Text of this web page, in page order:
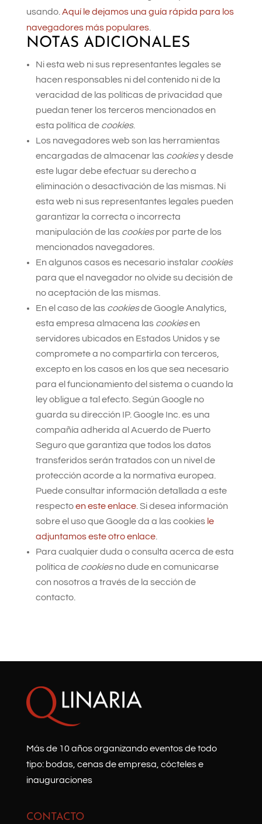
usando. Aquí le dejamos una guía rápida para los
navegadores más populares.
NOTAS ADICIONALES
Ni esta web ni sus representantes legales se
hacen responsables ni del contenido ni de la
veracidad de las políticas de privacidad que
puedan tener los terceros mencionados en
esta política de cookies.
Los navegadores web son las herramientas
encargadas de almacenar las cookiesy desde
este lugar debe efectuar su derecho a
eliminación o desactivación de las mismas. Ni
esta web ni sus representantes legales pueden
garantizar la correcta o incorrecta
manipulación de las cookiespor parte de los
mencionados navegadores.
En algunos casos es necesario instalar cookies
para que el navegador no olvide su decisión de
no aceptación de las mismas.
En el caso de las cookiesde Google Analytics,
esta empresa almacena las cookiesen
servidores ubicados en Estados Unidos y se
compromete a no compartirla con terceros,
excepto en los casos en los que sea necesario
para el funcionamiento del sistema o cuando la
ley obligue a tal efecto. Según Google no
guarda su dirección IP. Google Inc. es una
compañía adherida al Acuerdo de Puerto
Seguro que garantiza que todos los datos
transferidos serán tratados con un nivel de
protección acorde a la normativa europea.
Puede consultar información detallada a este
respectoen este enlace. Si desea información
sobre el uso que Google da a las cookies le
adjuntamos este otro enlace.
Para cualquier duda o consulta acerca de esta
política de cookiesno dude en comunicarse
con nosotros a través de la sección de
contacto.
Más de 10 años organizando eventos de todo
tipo: bodas, cenas de empresa, cócteles e
inauguraciones
CONTACTO